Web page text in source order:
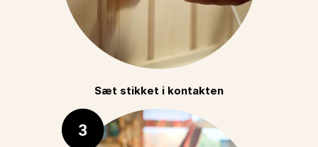
Sæt stikket i kontakten